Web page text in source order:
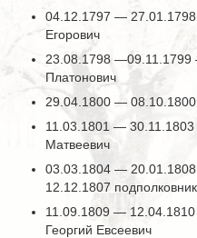
04.12.1797 —
Егорович
23.08.1798
Платонович
29.04.1800 —
11.03.1801 —
Матвеевич
03.03.1804 —
12.12.1807
11.09.1809 — 12.04.1810
Георгий Евсеевич